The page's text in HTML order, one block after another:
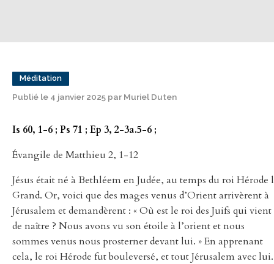
Méditation
Publié le 4 janvier 2025 par Muriel Duten
Is 60, 1-6 ; Ps 71 ; Ep 3, 2-3a.5-6 ;
Évangile de Matthieu 2, 1-12
Jésus était né à Bethléem en Judée, au temps du roi Hérode
Grand. Or, voici que des mages venus d’Orient arrivèrent à
Jérusalem et demandèrent : « Où est le roi des Juifs qui vient
de naître ? Nous avons vu son étoile à l’orient et nous
sommes venus nous prosterner devant lui. » En apprenant
cela, le roi Hérode fut bouleversé, et tout Jérusalem avec lui.